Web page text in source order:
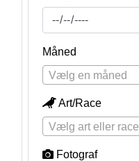
Måned
Vælg en måned
Art/Race
Vælg art eller race
Fotograf